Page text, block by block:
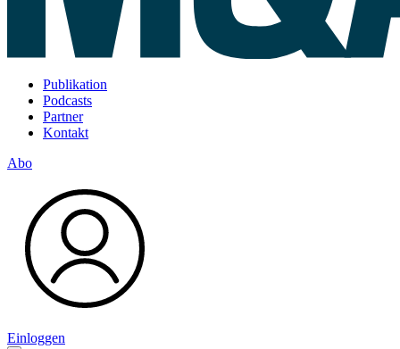
Publikation
Podcasts
Partner
Kontakt
Abo
Einloggen